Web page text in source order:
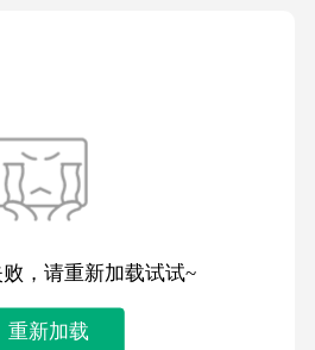
，请重新加载试试~
重新加载